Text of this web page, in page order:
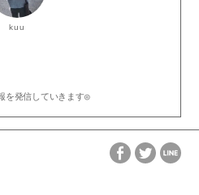
kuu
を発信していきます◎